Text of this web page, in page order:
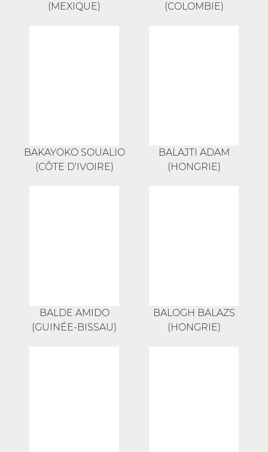
(MEXIQUE)
(COLOMBIE)
BAKAYOKO SOUALIO
(CÔTE D'IVOIRE)
BALAJTI ADAM
(HONGRIE)
BALDE AMIDO
(GUINÉE-BISSAU)
BALOGH BALAZS
(HONGRIE)